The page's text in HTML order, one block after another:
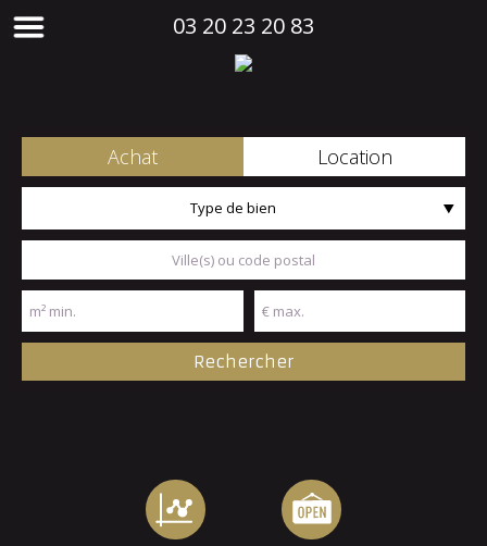
03 20 23 20 83
Achat Location
Type de bien